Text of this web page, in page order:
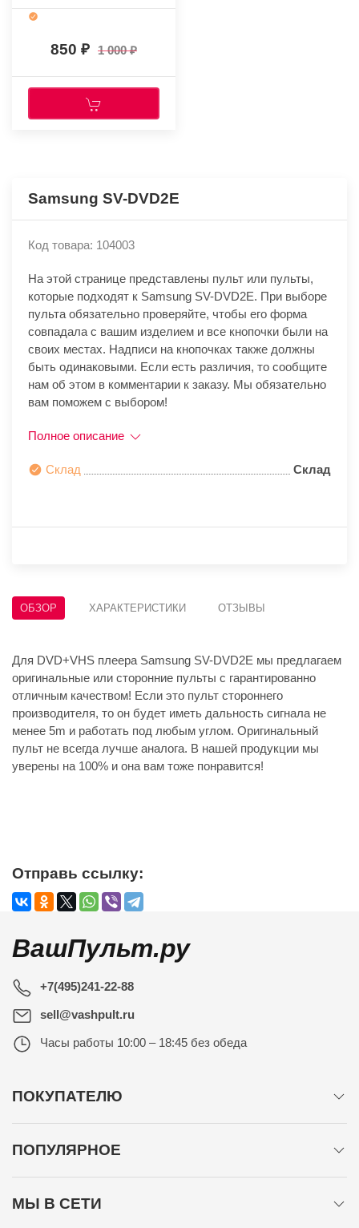
850 1 000
Samsung SV-DVD2E
Код товара: 104003
На этой странице представлены пульт или пульты,
которые подходят к Samsung SV-DVD2E. При выборе
пульта обязательно проверяйте, чтобы его форма
совпадала с вашим изделием и все кнопочки были на
своих местах. Надписи на кнопочках также должны
быть одинаковыми. Если есть различия, то сообщите
нам об этом в комментарии к заказу. Мы обязательно
вам поможем с выбором!
Полное описание
Склад Склад
ОБЗОР ХАРАКТЕРИСТИКИ ОТЗЫВЫ
Для DVD+VHS плеера Samsung SV-DVD2E мы предлагаем
оригинальные или сторонние пульты с гарантированно
отличным качеством! Если это пульт стороннего
производителя, то он будет иметь дальность сигнала не
менее 5m и работать под любым углом. Оригинальный
пульт не всегда лучше аналога. В нашей продукции мы
уверены на 100% и она вам тоже понравится!
Отправь ссылку:
ВашПульт.ру
+7(495)241-22-88
sell@vashpult.ru
Часы работы 10:00 – 18:45 без обеда
ПОКУПАТЕЛЮ
ПОПУЛЯРНОЕ
МЫ В СЕТИ